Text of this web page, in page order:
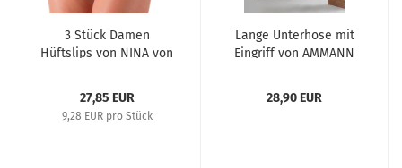
3 Stück Damen
Hüftslips von NINA von
27,85 EUR
9,28 EUR pro Stück
Lange Unterhose mit
Eingriff von AMMANN
28,90 EUR